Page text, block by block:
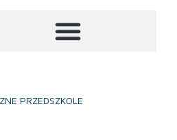
PRZEDSZKOLE